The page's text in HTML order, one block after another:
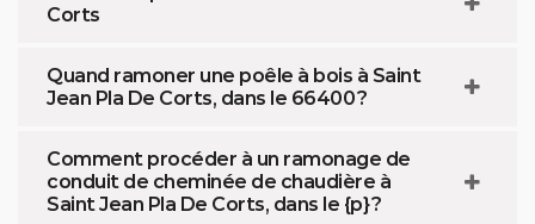
Corts
Quand ramoner une poêle à bois à Saint
Jean Pla De Corts, dans le 66400 ?
Comment procéder à un ramonage de
conduit de cheminée de chaudière à
Saint Jean Pla De Corts, dans le {p} ?